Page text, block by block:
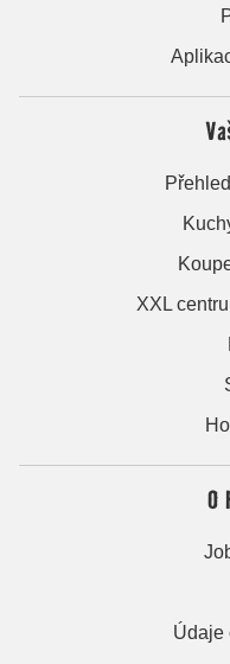
XXL
O
Údaje